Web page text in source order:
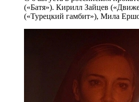
(«Батя»). Кирилл Зайцев
(«Турецкий гамбит»), Мила